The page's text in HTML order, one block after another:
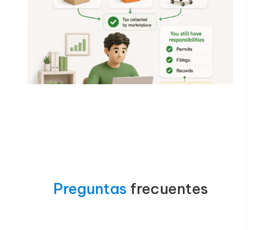
Preguntas frecuentes